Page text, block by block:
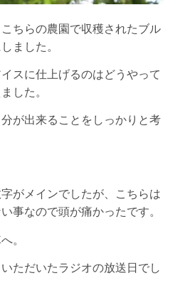
ちらの農園で収穫されたブル
ました。
スに仕上げるのはどうやって
した。
が出来ることをしっかりと考
がメインでしたが、こちらは
事なので頭が痛かったです。
。
ただいたラジオの放送日でし